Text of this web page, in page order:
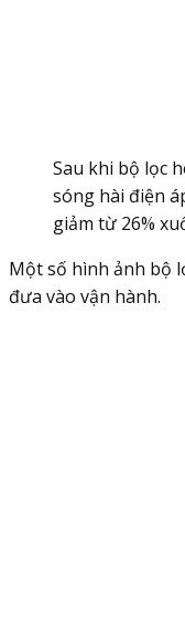
Sau khi bộ lọc
sóng hài điện
giảm từ 26%
Một số hình ảnh bộ
đưa vào vận hành.